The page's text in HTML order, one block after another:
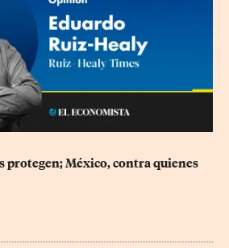
protegen; México, contra quienes